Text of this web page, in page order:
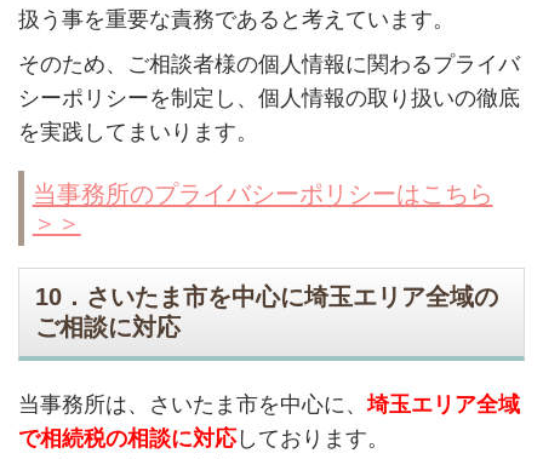
扱う事を重要な責務であると考えています。
そのため、ご相談者様の個人情報に関わるプライバ
シーポリシーを制定し、個人情報の取り扱いの徹底
を実践してまいります。
当事務所のプライバシーポリシーはこちら
＞＞
10．さいたま市を中心に埼玉エリア全域の
ご相談に対応
当事務所は、さいたま市を中心に、埼玉エリア全域
で相続税の相談に対応しております。